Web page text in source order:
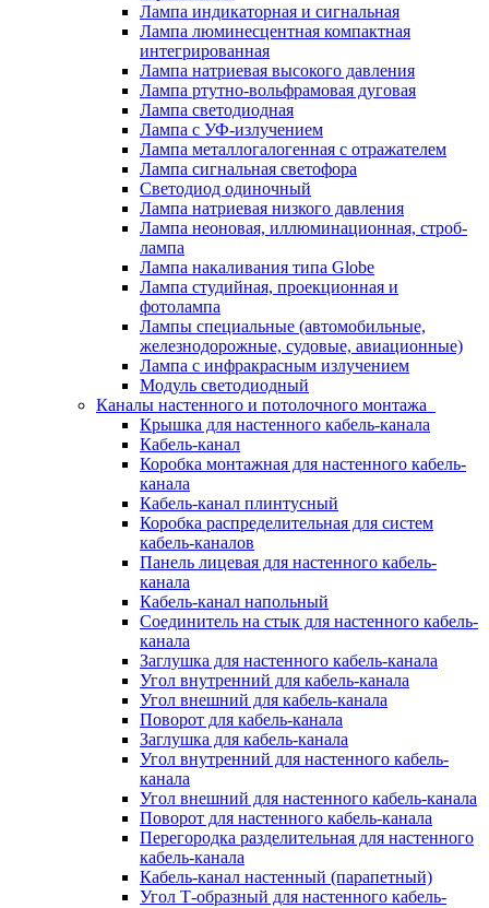
Лампа индикаторная и сигнальная
Лампа люминесцентная компактная
интегрированная
Лампа натриевая высокого давления
Лампа ртутно-вольфрамовая дуговая
Лампа светодиодная
Лампа с УФ-излучением
Лампа металлогалогенная с отражателем
Лампа сигнальная светофора
Светодиод одиночный
Лампа натриевая низкого давления
Лампа неоновая, иллюминационная, строб-
лампа
Лампа накаливания типа Globe
Лампа студийная, проекционная и
фотолампа
Лампы специальные (автомобильные,
железнодорожные, судовые, авиационные)
Лампа с инфракрасным излучением
Модуль светодиодный
Каналы настенного и потолочного монтажа
Крышка для настенного кабель-канала
Кабель-канал
Коробка монтажная для настенного кабель-
канала
Кабель-канал плинтусный
Коробка распределительная для систем
кабель-каналов
Панель лицевая для настенного кабель-
канала
Кабель-канал напольный
Соединитель на стык для настенного кабель-
канала
Заглушка для настенного кабель-канала
Угол внутренний для кабель-канала
Угол внешний для кабель-канала
Поворот для кабель-канала
Заглушка для кабель-канала
Угол внутренний для настенного кабель-
канала
Угол внешний для настенного кабель-канала
Поворот для настенного кабель-канала
Перегородка разделительная для настенного
кабель-канала
Кабель-канал настенный (парапетный)
Угол Т-образный для настенного кабель-